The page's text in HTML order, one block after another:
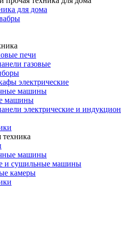
для дома
печи
газовые
электрические
машины
машины
электрические и
техника
машины
и сушильные машины
камеры